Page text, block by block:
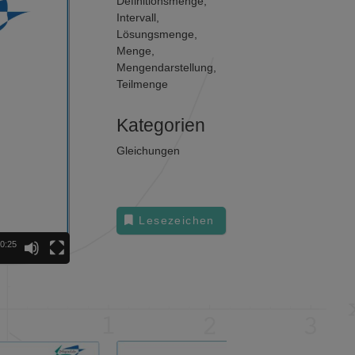
Intervall,
Lösungsmenge,
Menge,
Mengendarstellung,
Teilmenge
Kategorien
Gleichungen
Lesezeichen